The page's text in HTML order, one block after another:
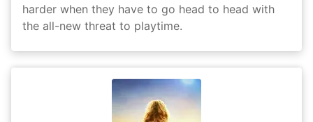
harder when they have to go head to head with
the all-new threat to playtime.